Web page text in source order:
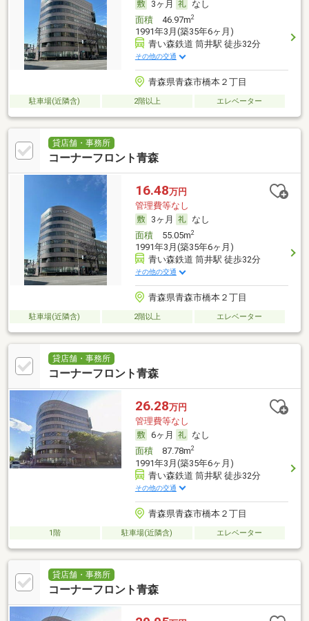
3ヶ月
なし
面積46.97m2
1991年3月(築35年6ヶ月)
青い森鉄道 筒井駅 徒歩32分
その他の交通
青森県青森市橋本２丁目
駐車場(近隣含) 2階以上 エレベーター
貸店舗・事務所
コーナーフロント青森
16.48万円
管理費等なし
3ヶ月
なし
面積55.05m2
1991年3月(築35年6ヶ月)
青い森鉄道 筒井駅 徒歩32分
その他の交通
青森県青森市橋本２丁目
駐車場(近隣含) 2階以上 エレベーター
貸店舗・事務所
コーナーフロント青森
26.28万円
管理費等なし
6ヶ月
なし
面積87.78m2
1991年3月(築35年6ヶ月)
青い森鉄道 筒井駅 徒歩32分
その他の交通
青森県青森市橋本２丁目
1階 駐車場(近隣含) エレベーター
貸店舗・事務所
コーナーフロント青森